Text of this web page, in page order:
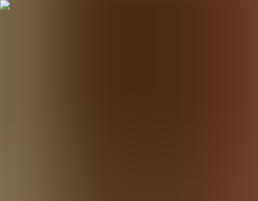
Hopp til hovudinnhald